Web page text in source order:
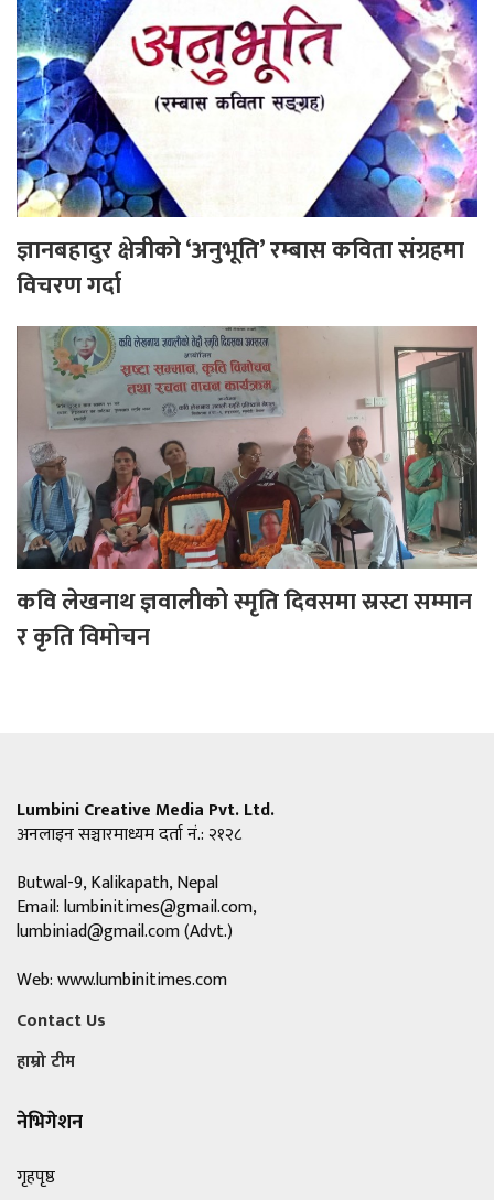
ज्ञानबहादुर क्षेत्रीको ‘अनुभूति’ रम्बास कविता संग्रहमा
विचरण गर्दा
कवि लेखनाथ ज्ञवालीको स्मृति दिवसमा स्रस्टा सम्मान
र कृति विमोचन
Lumbini Creative Media Pvt. Ltd.
अनलाइन सञ्चारमाध्यम दर्ता नं.: २१२८
Butwal-9, Kalikapath, Nepal
Email:lumbinitimes@gmail.com,
lumbiniad@gmail.com(Advt.)
Web: www.lumbinitimes.com
Contact Us
हाम्रो टीम
नेभिगेशन
गृहपृष्ठ